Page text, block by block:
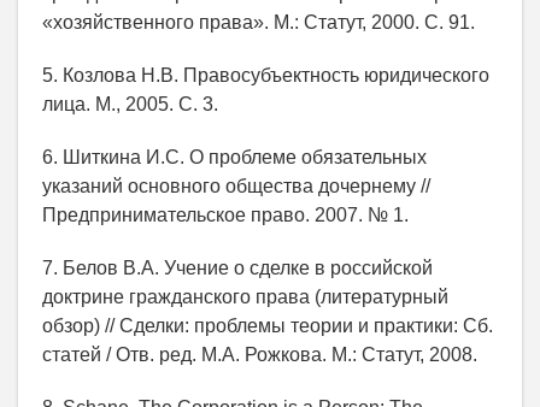
«хозяйственного права». М.: Статут, 2000. С. 91.
5. Козлова Н.В. Правосубъектность юридического
лица. М., 2005. С. 3.
6. Шиткина И.С. О проблеме обязательных
указаний основного общества дочернему //
Предпринимательское право. 2007. № 1.
7. Белов В.А. Учение о сделке в российской
доктрине гражданского права (литературный
обзор) // Сделки: проблемы теории и практики: Сб.
статей / Отв. ред. М.А. Рожкова. М.: Статут, 2008.